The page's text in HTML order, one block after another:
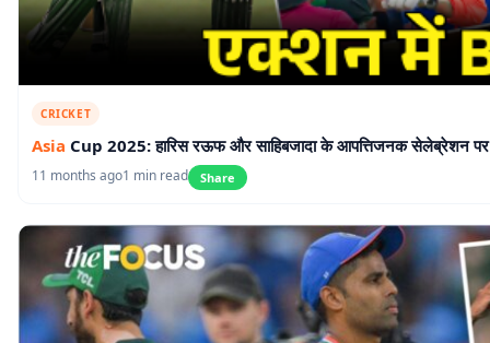
CRICKET
Asia Cup 2025: हारिस रऊफ और साहिबजादा के आपत्तिजनक सेलेब्रेशन
11 months ago1 min read Share